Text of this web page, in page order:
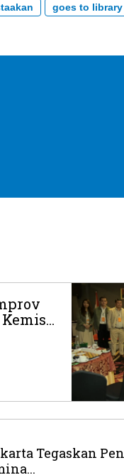
goes to library
Tegaskan